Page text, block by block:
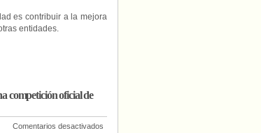
es contribuir a la mejora
entidades.
competición oficial de
Comentarios desactivados